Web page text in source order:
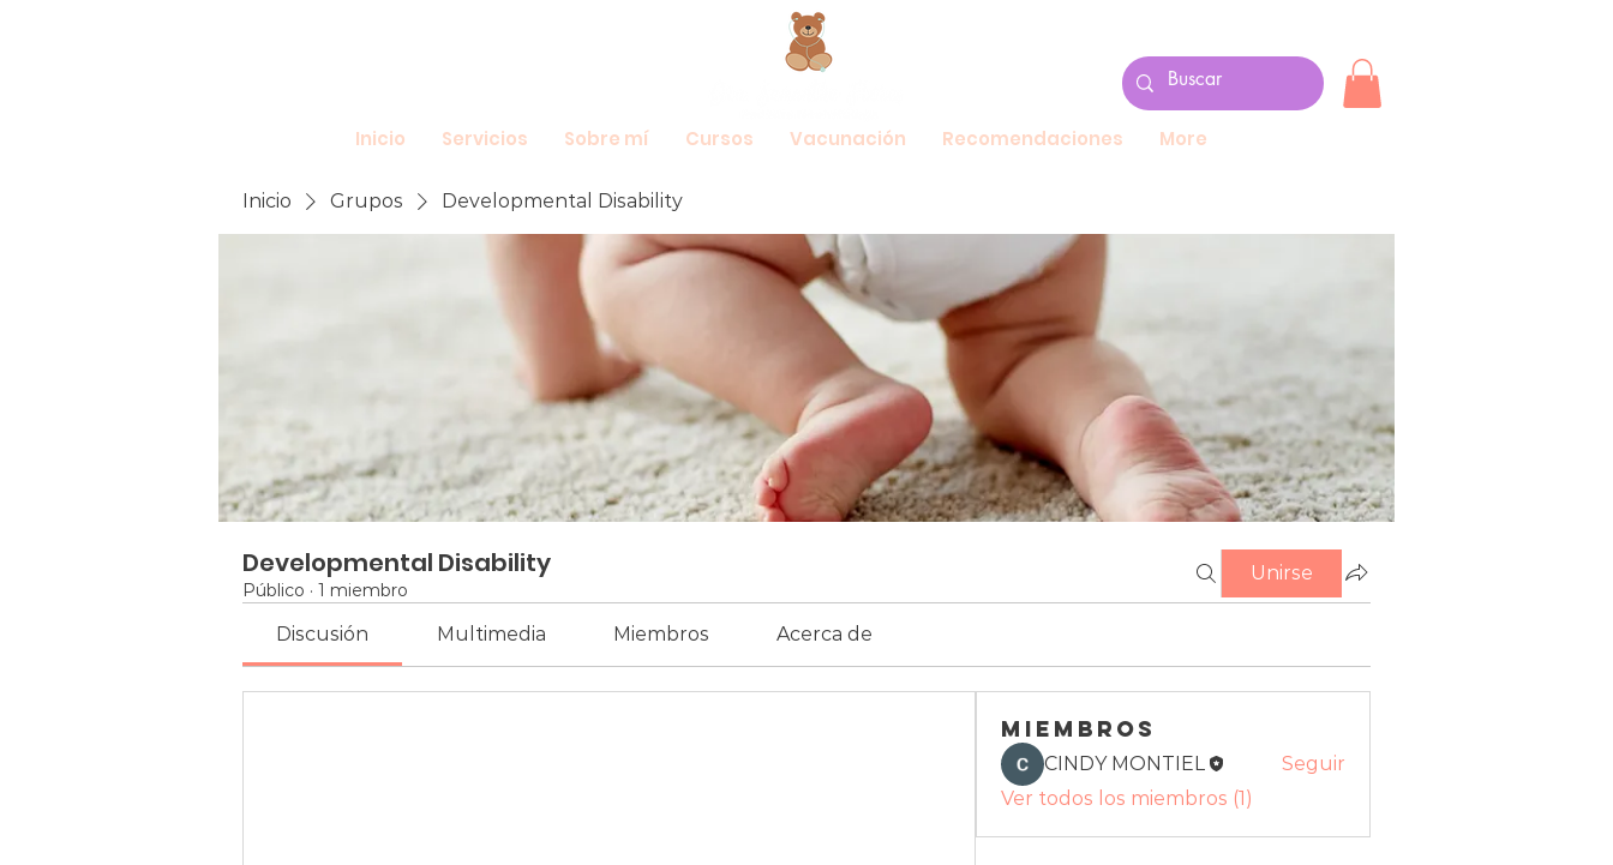
Inicio Servicios Sobre mí Cursos Vacunación Recomendaciones More
Inicio Grupos Developmental Disability
Developmental Disability
Público · 1 miembro
Unirse
Discusión Multimedia Miembros Acerca de
Miembros
CINDY MONTIEL
Seguir
Ver todos los miembros (1)